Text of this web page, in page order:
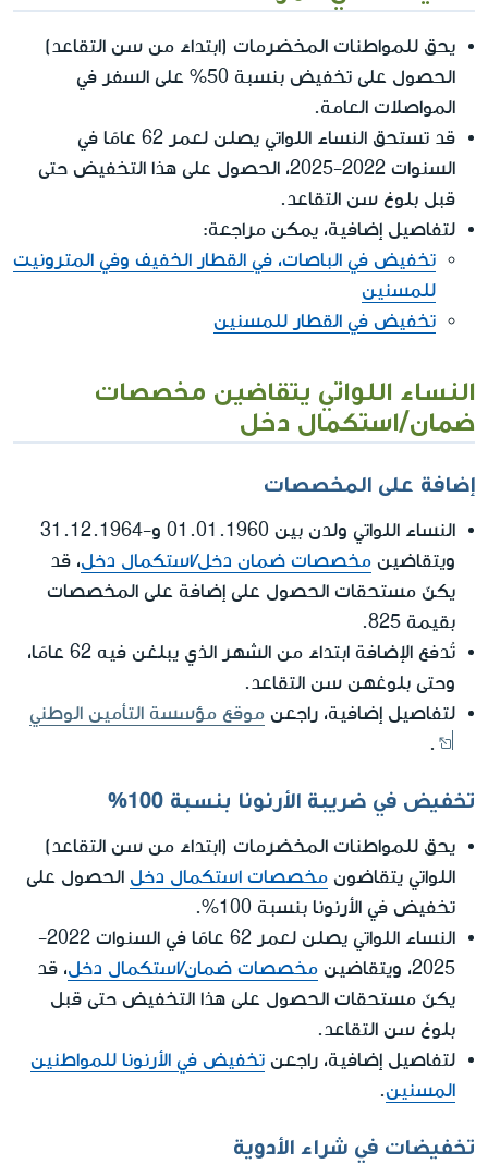
يحق للمواطنات المخضرمات (ابتداءً من سن التقاعد)
الحصول على تخفيض بنسبة 50% على السفر في
المواصلات العامة.
قد تستحق النساء اللواتي يصلن لعمر 62 عامًا في
السنوات 2022-2025، الحصول على هذا التخفيض حتى
قبل بلوغ سن التقاعد.
لتفاصيل إضافية، يمكن مراجعة:
تخفيض في الباصات، في القطار الخفيف وفي المترونيت
للمسنين
تخفيض في القطار للمسنين
النساء اللواتي يتقاضين مخصصات
ضمان/استكمال دخل
إضافة على المخصصات
النساء اللواتي ولدن بين 01.01.1960 و-31.12.1964
ويتقاضين مخصصات ضمان دخل/استكمال دخل، قد
يكنّ مستحقات الحصول على إضافة على المخصصات
بقيمة 825.
تُدفع الإضافة ابتداءً من الشهر الذي يبلغن فيه 62 عامًا،
وحتى بلوغهن سن التقاعد.
لتفاصيل إضافية، راجعن موقع مؤسسة التأمين الوطني
.
تخفيض في ضريبة الأرنونا بنسبة 100%
يحق للمواطنات المخضرمات (ابتداءً من سن التقاعد)
اللواتي يتقاضون مخصصات استكمال دخل الحصول على
تخفيض في الأرنونا بنسبة 100%.
النساء اللواتي يصلن لعمر 62 عامًا في السنوات 2022-
2025، ويتقاضين
مخصصات ضمان/استكمال دخل، قد
يكنّ مستحقات الحصول على هذا التخفيض حتى قبل
بلوغ سن التقاعد.
لتفاصيل إضافية، راجعن تخفيض في الأرنونا للمواطنين
المسنين.
تخفيضات في شراء الأدوية